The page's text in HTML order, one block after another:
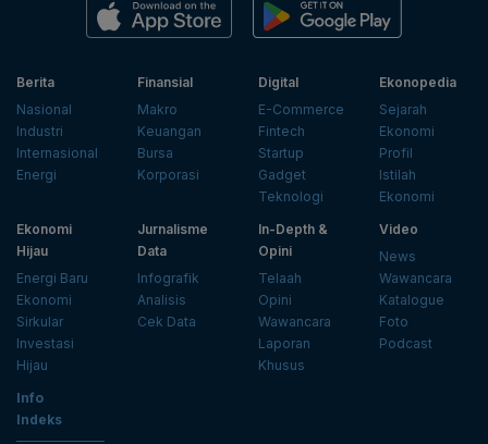
Berita
Nasional
Industri
Internasional
Energi
Finansial
Makro
Keuangan
Bursa
Korporasi
Digital
E-Commerce
Fintech
Startup
Gadget
Teknologi
Ekonopedia
Sejarah
Ekonomi
Profil
Istilah
Ekonomi
Ekonomi
Hijau
Energi Baru
Ekonomi
Sirkular
Investasi
Hijau
Jurnalisme
Data
Infografik
Analisis
Cek Data
In-Depth &
Opini
Telaah
Opini
Wawancara
Laporan
Khusus
Video
News
Wawancara
Katalogue
Foto
Podcast
Info
Indeks